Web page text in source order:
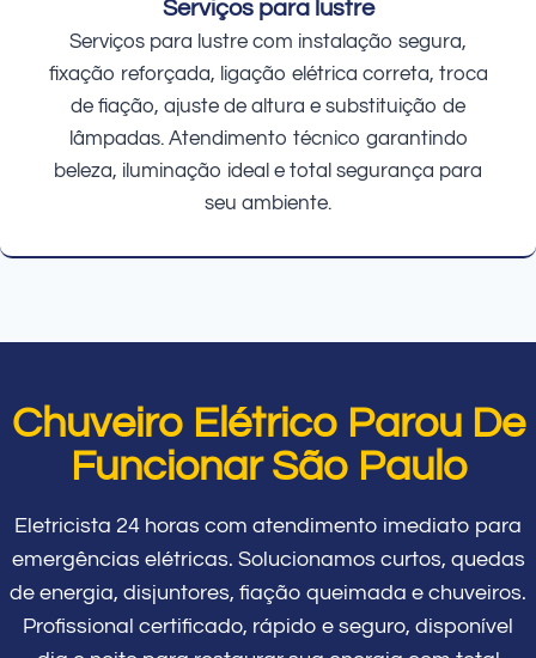
Serviços para lustre
Serviços para lustre com instalação segura,
fixação reforçada, ligação elétrica correta, troca
de fiação, ajuste de altura e substituição de
lâmpadas. Atendimento técnico garantindo
beleza, iluminação ideal e total segurança para
seu ambiente.
Chuveiro Elétrico Parou De
Funcionar São Paulo
Eletricista 24 horas com atendimento imediato para
emergências elétricas. Solucionamos curtos, quedas
de energia, disjuntores, fiação queimada e chuveiros.
Profissional certificado, rápido e seguro, disponível